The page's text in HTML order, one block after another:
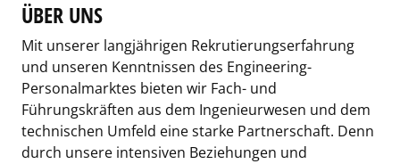
ÜBER UNS
Mit unserer langjährigen Rekrutierungserfahrung
und unseren Kenntnissen des Engineering-
Personalmarktes bieten wir Fach- und
Führungskräften aus dem Ingenieurwesen und dem
technischen Umfeld eine starke Partnerschaft. Denn
durch unsere intensiven Beziehungen und